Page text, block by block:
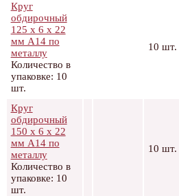
Круг
обдирочный
125 х 6 х 22
мм А14 по
металлу
Количество в
упаковке: 10
шт.
10 шт.
Круг
обдирочный
150 х 6 х 22
мм А14 по
металлу
Количество в
упаковке: 10
шт.
10 шт.